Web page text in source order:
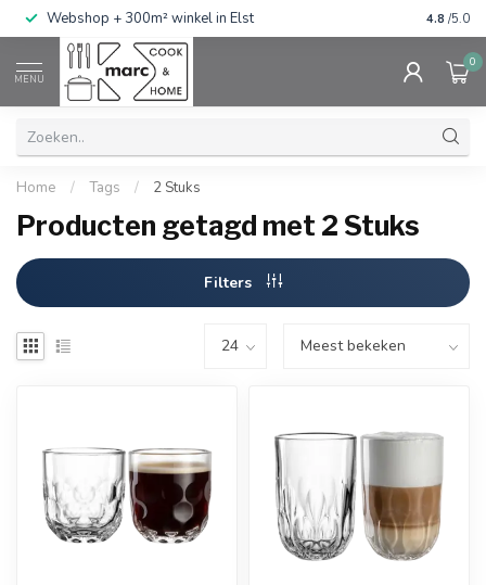
Webshop + 300m² winkel in Elst Gratis
4.8 /5.0
MENU
0
Home / Tags / 2 Stuks
Producten getagd met 2 Stuks
Filters